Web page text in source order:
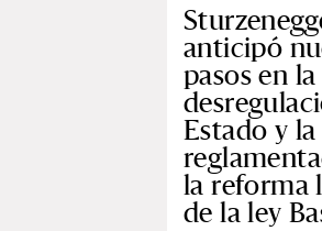
anticipó
pasos en la
Estado y la
la reforma
de la ley